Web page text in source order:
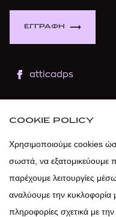
ΕΓΓΡΑΦΗ
atticadps
atticadps
COOKIE POLICY
Χρησιμοποιούμε cookies
σωστά, να εξατομικεύουμε
παρέχουμε λειτουργίες
αναλύουμε την κυκλοφορία
πληροφορίες σχετικά με